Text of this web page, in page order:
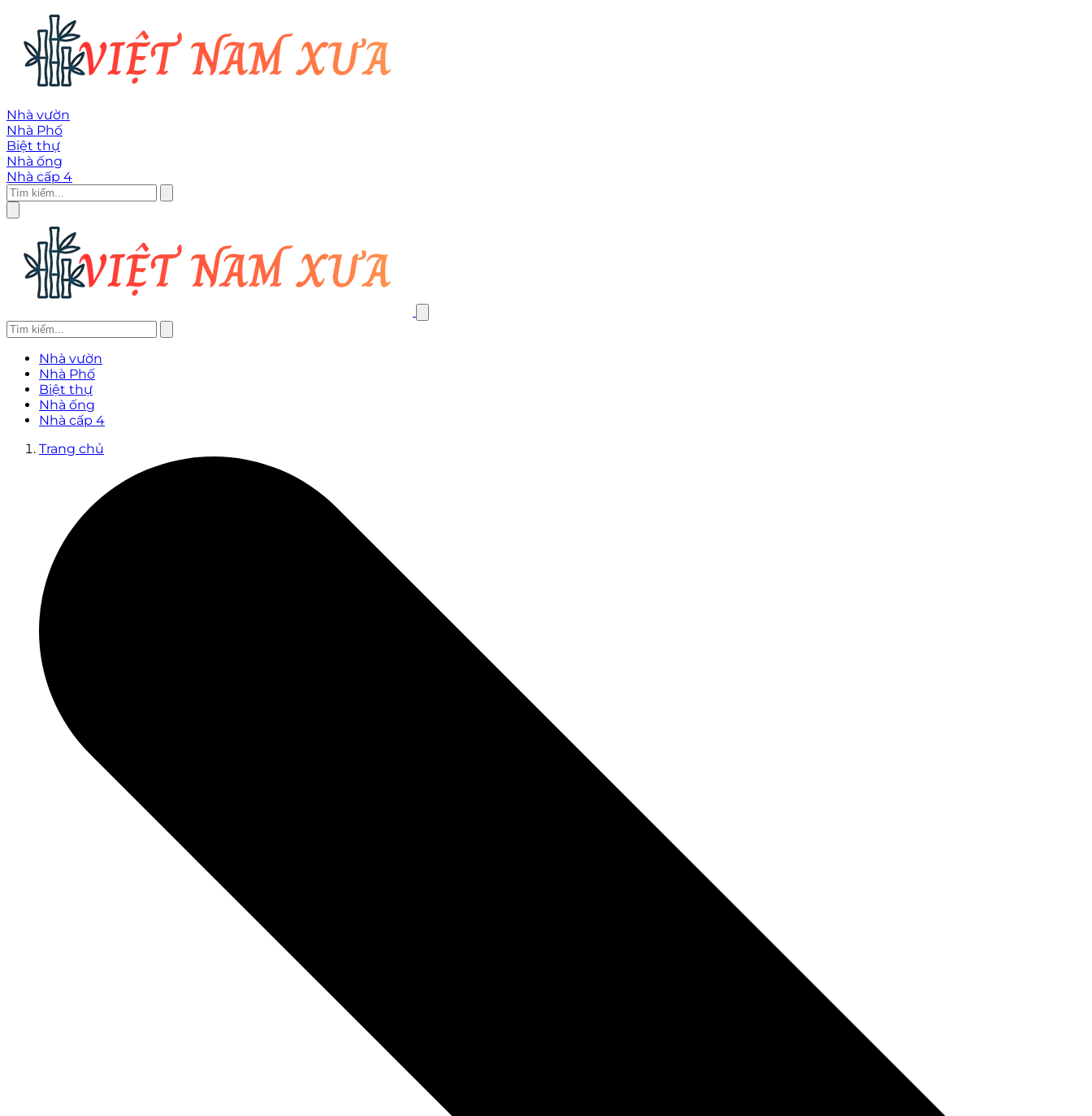
Nhà vườn
Nhà Phố
Biệt thự
Nhà ống
Nhà cấp 4
Nhà vườn
Nhà Phố
Biệt thự
Nhà ống
Nhà cấp 4
Trang chủ